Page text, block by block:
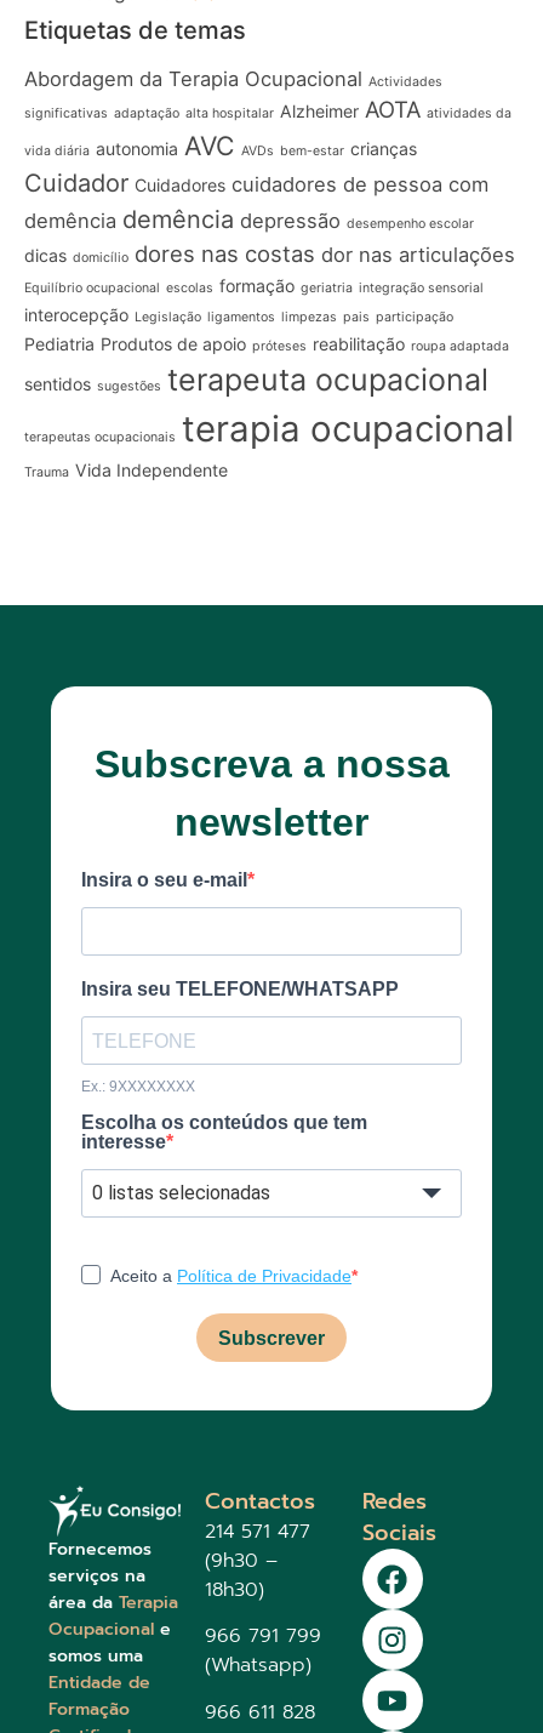
Etiquetas de temas
Abordagem da Terapia Ocupacional Actividades
significativas adaptação alta hospitalar Alzheimer AOTA atividades da
vida diária autonomia AVC AVDs bem-estar crianças
Cuidador Cuidadores cuidadores de pessoa com
demência demência depressão desempenho escolar
dicas domicílio dores nas costas dor nas articulações
Equilíbrio ocupacional escolas formação geriatria integração sensorial
interocepção Legislação ligamentos limpezas pais participação
Pediatria Produtos de apoio próteses reabilitação roupa adaptada
sentidos sugestões terapeuta ocupacional
terapeutas ocupacionais terapia ocupacional
Trauma Vida Independente
Subscreva a nossa
newsletter
Insira o seu e-mail
Insira seu TELEFONE/WHATSAPP
Ex.: 9XXXXXXXX
Escolha os conteúdos que tem
interesse
0 listas selecionadas
Aceito a Política de Privacidade
Subscrever
Fornecemos
serviços na
área da Terapia
Ocupacional e
somos uma
Entidade de
Formação
Contactos
214 571 477
(9h30 –
18h30)
966 791 799
(Whatsapp)
966 611 828
Redes
Sociais